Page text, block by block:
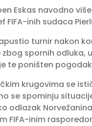
Eskas navodno
FIFA-inih sudaca
turnir nakon
spornih odluka,
te poništen
krugovima se
se spominju
odlazak
FIFA-inim